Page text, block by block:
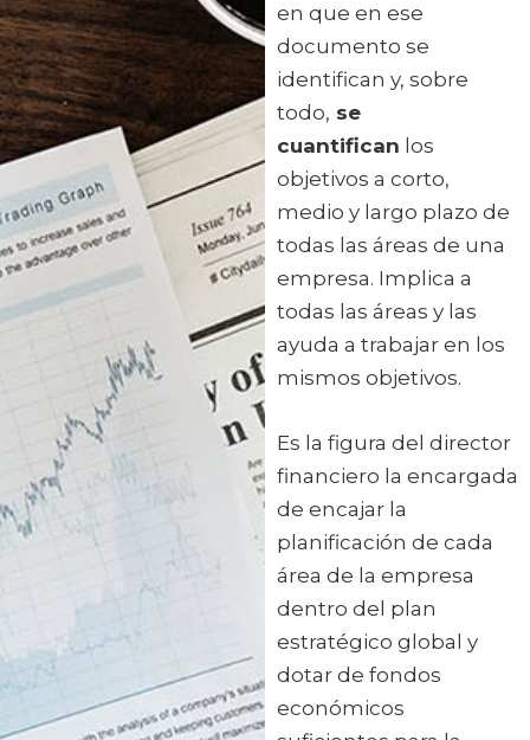
en que en ese
documento se
identifican y, sobre
todo, se
cuantifican los
objetivos a corto,
medio y largo plazo de
todas las áreas de una
empresa. Implica a
todas las áreas y las
ayuda a trabajar en los
mismos objetivos.
Es la figura del director
financiero la encargada
de encajar la
planificación de cada
área de la empresa
dentro del plan
estratégico global y
dotar de fondos
económicos